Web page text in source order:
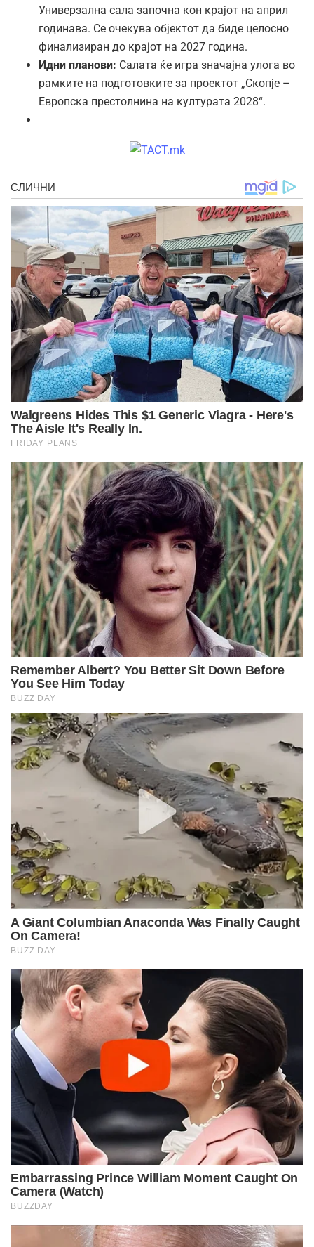
Универзална сала започна кон крајот на април
годинава. Се очекува објектот да биде целосно
финализиран до крајот на 2027 година.
Идни планови: Салата ќе игра значајна улога во
рамките на подготовките за проектот „Скопје –
Европска престолнина на културата 2028“.